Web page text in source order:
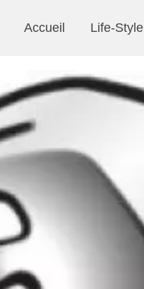
Accueil Life-Style